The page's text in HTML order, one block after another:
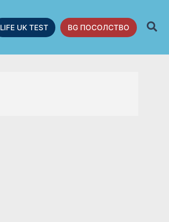
LIFE UK TEST BG ПОСОЛСТВО